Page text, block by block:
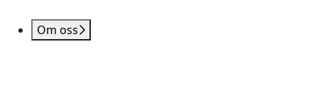
Om oss